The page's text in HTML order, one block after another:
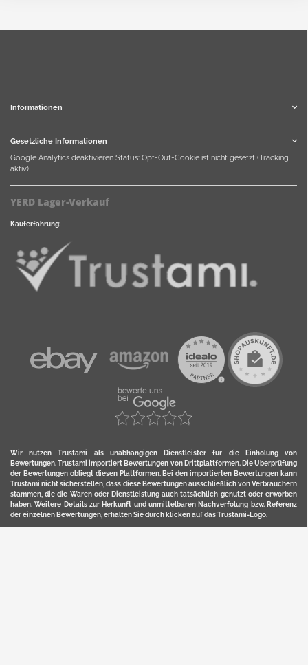
Informationen
Gesetzliche Informationen
Google Analytics deaktivieren Status: Opt-Out-Cookie ist nicht gesetzt (Tracking
aktiv)
YERD Lager-Verkauf
Kauferfahrung:
Wir nutzen Trustami als unabhängigen Dienstleister für die Einholung von
Bewertungen. Trustami importiert Bewertungen von Drittplattformen. Die Überprüfung
der Bewertungen obliegt diesen Plattformen. Bei den importierten Bewertungen kann
Trustami nicht sicherstellen, dass diese Bewertungen ausschließlich von Verbrauchern
stammen, die die Waren oder Dienstleistung auch tatsächlich genutzt oder erworben
haben. Weitere Details zur Herkunft und unmittelbaren Nachverfolung bzw. Referenz
der einzelnen Bewertungen, erhalten Sie durch klicken auf das Trustami-Logo.